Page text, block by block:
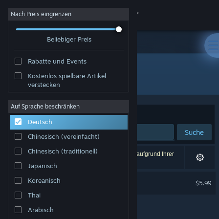
Anmelden
Info
Support
Sprache ändern
Steam-Mobile-App herunterladen
Desktopversion anzeigen
Nach Preis eingrenzen
Beliebiger Preis
Rabatte und Events
Kostenlos spielbare Artikel
verstecken
Auf Sprache beschränken
Deutsch
Chinesisch (vereinfacht)
Chinesisch (traditionell)
Japanisch
Koreanisch
Thai
Arabisch
Entwickler: Lucy B. Locks
Sortieren nach Relevanz
Suche
1 Ergebnis entspricht Ihrer Suche. 1 Titel wurde aufgrund Ihrer
Einstellungen ausgeschlossen.
$5.99